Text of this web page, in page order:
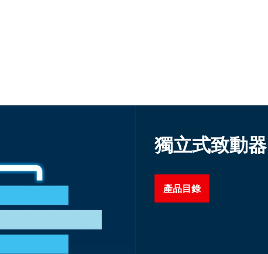
獨立式致動器
產品目錄